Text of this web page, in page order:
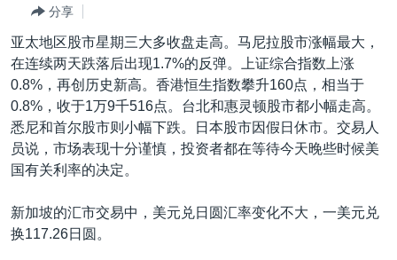
容
转
到
导
跳
到
检
索
港澳
国际
最新国际新闻
印太
中东
欧洲
非洲
美洲
分类新闻
经济·金融·贸易
人权·法律·宗教
科教·文娱·体健
军事
劳工
美中关系
热点专题
白宫要闻
国会报道
美中关系
VOA视频
VOA今日焦点
中文广播
分享
亚太地区股市星期三大多收盘走高。马尼拉股市涨幅最大，
在连续两天跌落后出现1.7%的反弹。上证综合指数上涨
0.8%，再创历史新高。香港恒生指数攀升160点，相当于
0.8%，收于1万9千516点。台北和惠灵顿股市都小幅走高。
悉尼和首尔股市则小幅下跌。日本股市因假日休市。交易人
员说，市场表现十分谨慎，投资者都在等待今天晚些时候美
国有关利率的决定。
新加坡的汇市交易中，美元兑日圆汇率变化不大，一美元兑
换117.26日圆。